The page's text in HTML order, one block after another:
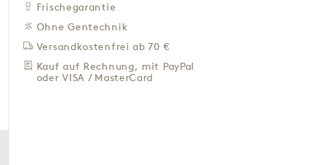
ZU DEN FAVORITEN
IN DER NÄHE KAUFEN
BESCHREIBUNG
Frischegarantie
Ohne Gentechnik
Versandkostenfrei ab 70 €
Kauf auf Rechnung, mit PayPal
oder VISA / MasterCard